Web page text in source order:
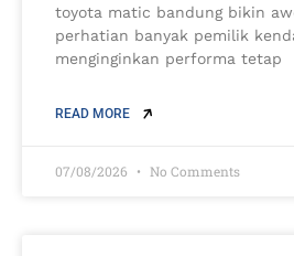
toyota matic bandung bikin
perhatian banyak pemilik
menginginkan performa tetap
READ MORE
07/08/2026 No Comments